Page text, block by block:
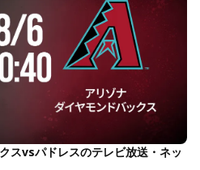
スvsパドレスのテレビ放送・ネッ